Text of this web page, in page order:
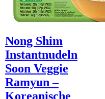
Nong Shim
Instantnudeln
Soon Veggie
Ramyun –
Koreanische